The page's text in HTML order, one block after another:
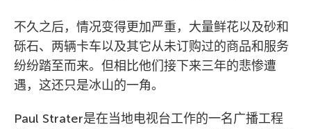
不久之后，情况变得更加严重，大量鲜花以及砂和
砾石、两辆卡车以及其它从未订购过的商品和服务
纷纷踏至而来。但相比他们接下来三年的悲惨遭
遇，这还只是冰山的一角。
Paul Strater是在当地电视台工作的一名广播工程